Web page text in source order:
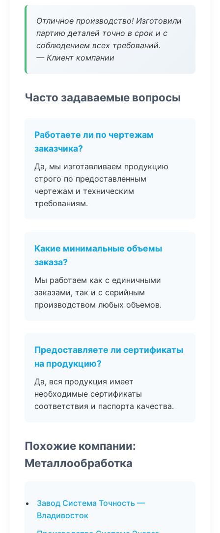
Отличное производство! Изготовили
партию деталей точно в срок и с
соблюдением всех требований.
— Клиент компании
Часто задаваемые вопросы
Работаете ли по чертежам
заказчика?
Да, мы изготавливаем продукцию
строго по предоставленным
чертежам и техническим
требованиям.
Какие минимальные объемы
заказа?
Мы работаем как с единичными
заказами, так и с серийным
производством любых объемов.
Предоставляете ли сертификаты
на продукцию?
Да, вся продукция имеет
необходимые сертификаты
соответствия и паспорта качества.
Похожие компании:
Металлообработка
Завод Система Точность —
Владивосток